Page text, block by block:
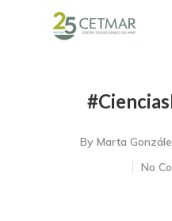
Hit enter to search
By Marta
No